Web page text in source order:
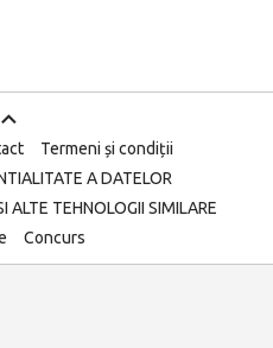
Termeni și condiții
A DATELOR
ALTE TEHNOLOGII SIMILARE
Concurs